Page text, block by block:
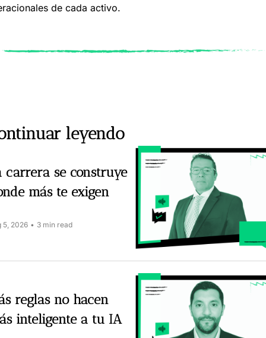
de cada activo.
leyendo
carrera se construye
más te exigen
5, 2026 • 3 min read
reglas no hacen
inteligente a tu IA